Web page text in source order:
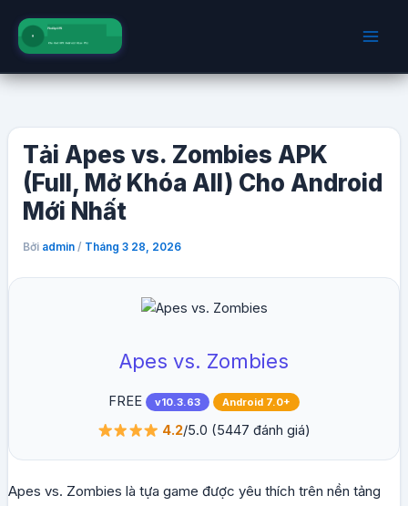
dung
Tải Apes vs. Zombies APK
(Full, Mở Khóa All) Cho Android
Mới Nhất
Bởi admin / Tháng 3 28, 2026
Apes vs. Zombies
FREE v10.3.63 Android 7.0+
4.2/5.0 (5447 đánh giá)
Apes vs. Zombies là tựa game được yêu thích trên nền tảng